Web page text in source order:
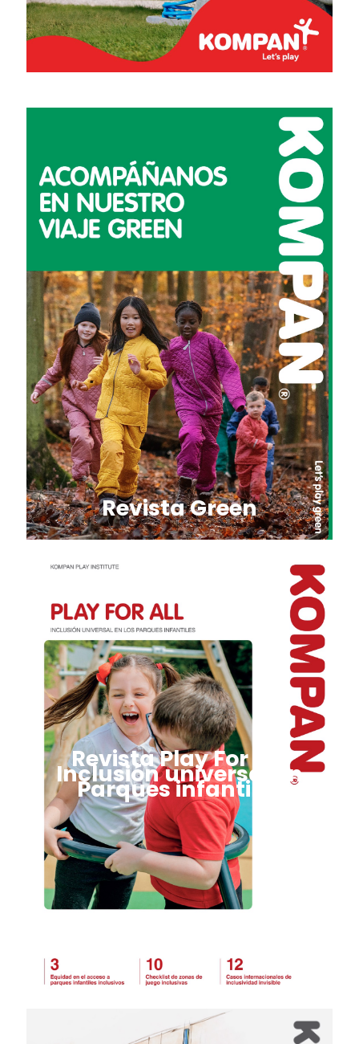
Revista Green
Revista Play For All:
Inclusión universal en
Parques infantiles